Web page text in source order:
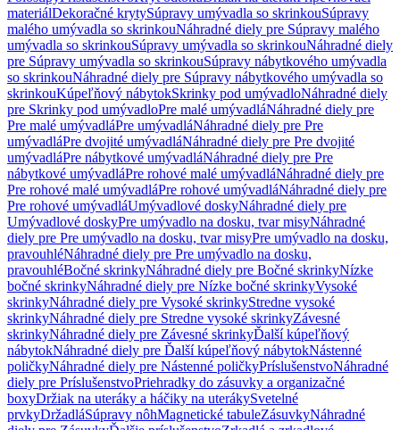
materiálDekoračné krytySúpravy umývadla so skrinkouSúpravy
malého umývadla so skrinkouNáhradné diely pre Súpravy malého
umývadla so skrinkouSúpravy umývadla so skrinkouNáhradné diely
pre Súpravy umývadla so skrinkouSúpravy nábytkového umývadla
so skrinkouNáhradné diely pre Súpravy nábytkového umývadla so
skrinkouKúpeľňový nábytokSkrinky pod umývadloNáhradné diely
pre Skrinky pod umývadloPre malé umývadláNáhradné diely pre
Pre malé umývadláPre umývadláNáhradné diely pre Pre
umývadláPre dvojité umývadláNáhradné diely pre Pre dvojité
umývadláPre nábytkové umývadláNáhradné diely pre Pre
nábytkové umývadláPre rohové malé umývadláNáhradné diely pre
Pre rohové malé umývadláPre rohové umývadláNáhradné diely pre
Pre rohové umývadláUmývadlové doskyNáhradné diely pre
Umývadlové doskyPre umývadlo na dosku, tvar misyNáhradné
diely pre Pre umývadlo na dosku, tvar misyPre umývadlo na dosku,
pravouhléNáhradné diely pre Pre umývadlo na dosku,
pravouhléBočné skrinkyNáhradné diely pre Bočné skrinkyNízke
bočné skrinkyNáhradné diely pre Nízke bočné skrinkyVysoké
skrinkyNáhradné diely pre Vysoké skrinkyStredne vysoké
skrinkyNáhradné diely pre Stredne vysoké skrinkyZávesné
skrinkyNáhradné diely pre Závesné skrinkyĎalší kúpeľňový
nábytokNáhradné diely pre Ďalší kúpeľňový nábytokNástenné
poličkyNáhradné diely pre Nástenné poličkyPríslušenstvoNáhradné
diely pre PríslušenstvoPriehradky do zásuvky a organizačné
boxyDržiak na uteráky a háčiky na uterákySvetelné
prvkyDržadláSúpravy nôhMagnetické tabuleZásuvkyNáhradné